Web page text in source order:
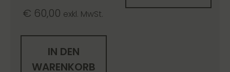
€ 60,00 exkl. MwSt.
IN DEN
WARENKORB